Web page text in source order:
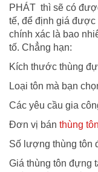
PHÁT thì sẽ có
tế, để định giá được
chính xác là bao
tố. Chẳng hạn:
Kích thước thùng
Loại tôn mà bạn
Các yêu cầu gia
Đơn vị bán thùng
Số lượng thùng tôn
Giá thùng tôn đựng